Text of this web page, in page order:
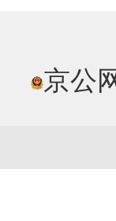
京公